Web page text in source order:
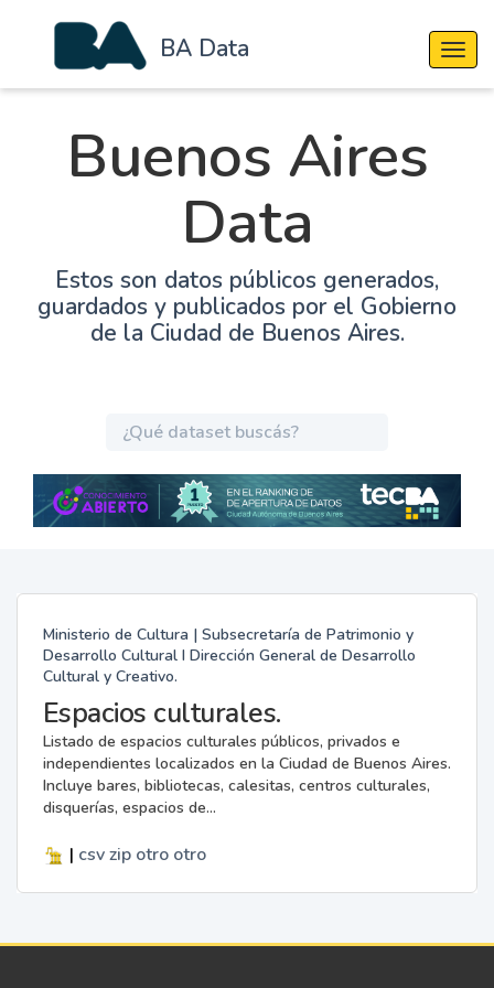
BA Data
Buenos Aires
Data
Estos son datos públicos generados,
guardados y publicados por el Gobierno
de la Ciudad de Buenos Aires.
Ministerio de Cultura | Subsecretaría de Patrimonio y
Desarrollo Cultural I Dirección General de Desarrollo
Cultural y Creativo.
Espacios culturales.
Listado de espacios culturales públicos, privados e
independientes localizados en la Ciudad de Buenos Aires.
Incluye bares, bibliotecas, calesitas, centros culturales,
disquerías, espacios de...
| csv zip otro otro